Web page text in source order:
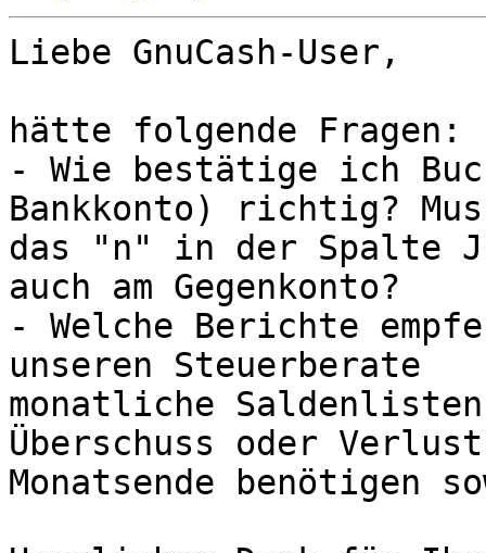
Liebe GnuCash-User,
hätte folgende Fragen:
- Wie bestätige ich
Bankkonto) richtig?
das "n" in der Spalte J
auch am Gegenkonto?
- Welche Berichte
unseren Steuerberate
monatliche
Überschuss oder
Monatsende benötigen